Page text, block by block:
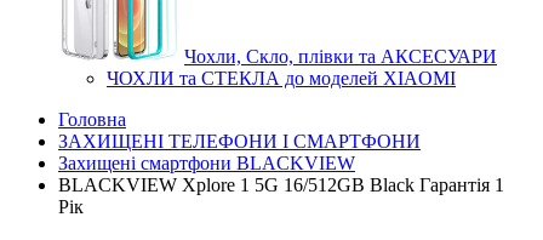
Чохли, Скло, плівки та АКСЕСУАРИ
ЧОХЛИ та СТЕКЛА до моделей XIAOMI
Головна
ЗАХИЩЕНІ ТЕЛЕФОНИ І СМАРТФОНИ
Захищені смартфони BLACKVIEW
BLACKVIEW Xplore 1 5G 16/512GB Black Гарантія 1
Рік